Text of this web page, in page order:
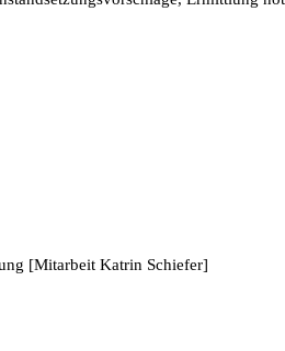
[Mitarbeit Katrin Schiefer]